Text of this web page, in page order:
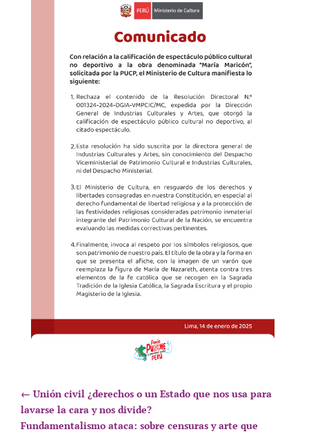
← Unión civil ¿derechos o un Estado que nos usa para
lavarse la cara y nos divide?
Fundamentalismo ataca: sobre censuras y arte que